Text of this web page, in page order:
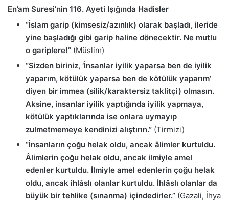
En’am Suresi’nin 116. Ayeti Işığında Hadisler
“İslam garip (kimsesiz/azınlık) olarak başladı, ileride
yine başladığı gibi garip haline dönecektir. Ne mutlu
o gariplere!” (Müslim)
“Sizden biriniz, ‘İnsanlar iyilik yaparsa ben de iyilik
yaparım, kötülük yaparsa ben de kötülük yaparım’
diyen bir immea (silik/karaktersiz taklitçi) olmasın.
Aksine, insanlar iyilik yaptığında iyilik yapmaya,
kötülük yaptıklarında ise onlara uymayıp
zulmetmemeye kendinizi alıştırın.” (Tirmizi)
“İnsanların çoğu helak oldu, ancak âlimler kurtuldu.
Âlimlerin çoğu helak oldu, ancak ilmiyle amel
edenler kurtuldu. İlmiyle amel edenlerin çoğu helak
oldu, ancak ihlâslı olanlar kurtuldu. İhlâslı olanlar da
büyük bir tehlike (sınanma) içindedirler.” (Gazali, İhya